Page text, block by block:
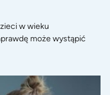
w wieku
może wystąpić